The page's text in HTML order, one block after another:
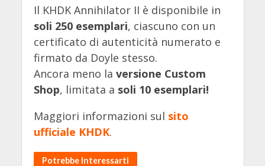
Il KHDK Annihilator II è disponibile in
soli 250 esemplari, ciascuno con un
certificato di autenticità numerato e
firmato da Doyle stesso.
Ancora meno la versione Custom
Shop, limitata a soli 10 esemplari!
Maggiori informazioni sul sito
ufficiale KHDK.
Potrebbe Interessarti